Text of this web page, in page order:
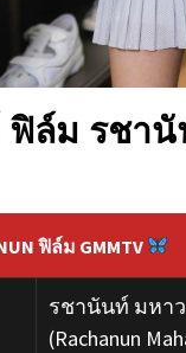
ฟิล์ม รชา
ฟิล์ม GMMTV
รชานันท์ มหา
(Rachanun